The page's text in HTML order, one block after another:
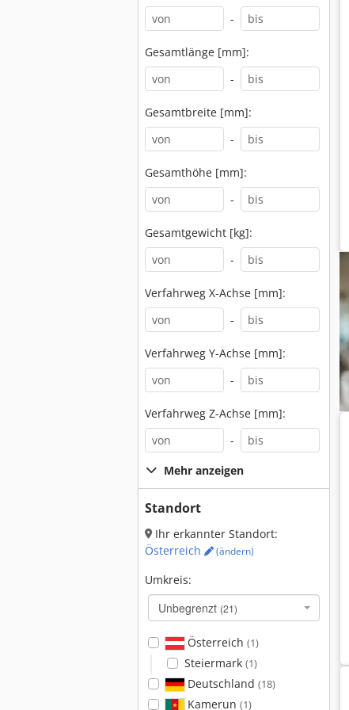
-
Gesamtlänge [mm]:
-
Gesamtbreite [mm]:
-
Gesamthöhe [mm]:
-
Gesamtgewicht [kg]:
-
Verfahrweg X-Achse [mm]:
-
Verfahrweg Y-Achse [mm]:
-
Verfahrweg Z-Achse [mm]:
-
Mehr anzeigen
Standort
Ihr erkannter Standort:
Österreich
(ändern)
Umkreis:
Unbegrenzt (21)
Österreich (1)
Steiermark (1)
Deutschland (18)
Kamerun (1)